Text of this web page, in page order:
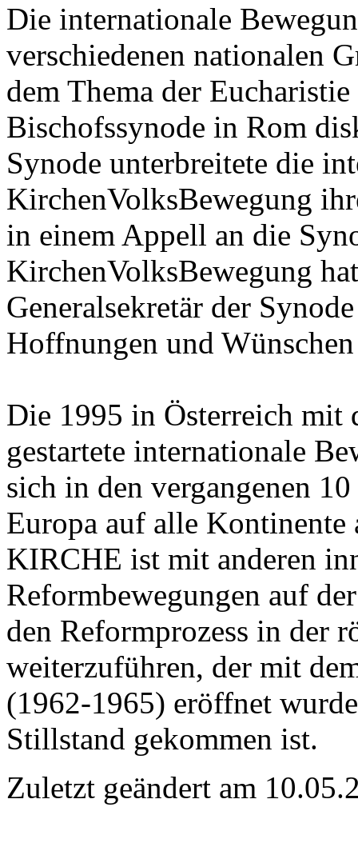
Die internationale
verschiedenen nationalen
dem Thema der
Bischofssynode in Rom
Synode unterbreitete die
KirchenVolksBewegung
in einem Appell an die
KirchenVolksBewegung
Generalsekretär der
Hoffnungen und
Die 1995 in Österreich mit
gestartete internationale
sich in den vergangenen
Europa auf alle
KIRCHE ist mit anderen
Reformbewegungen auf
den Reformprozess in der
weiterzuführen, der mit
(1962-1965) eröffnet
Stillstand gekommen ist.
Zuletzt geändert am